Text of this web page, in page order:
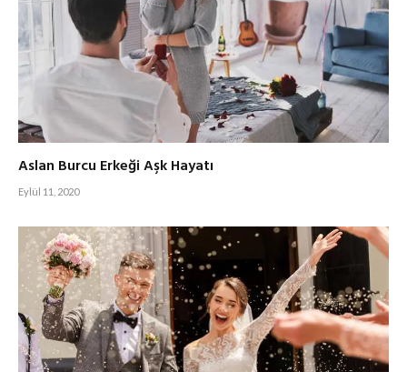
Aslan Burcu Erkeği Aşk Hayatı
Eylül 11, 2020